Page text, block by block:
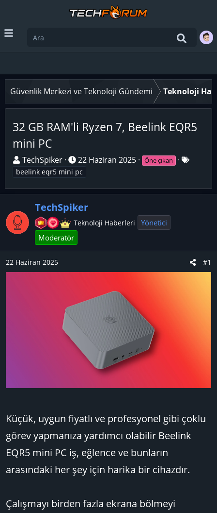
Güvenlik Merkezi ve Teknoloji Gündemi Teknoloji
32 GB RAM'li Ryzen 7, Beelink EQR5
mini PC
K
o
u
u
B
ş
l
TechSpiker
B
a
l
a
n
ç
22 Haziran 2025 Öne çıkan
E
k
r
beelink eqr5 mini pc
TechSpiker
Teknoloji Haberleri
Yönetici
Moderatör
22 Haziran 2025 #1
Küçük, uygun fiyatlı ve profesyonel gibi çoklu
görev yapmanıza yardımcı olabilir Beelink
EQR5 mini PC iş, eğlence ve bunların
arasındaki her şey için harika bir cihazdır.
Çalışmayı birden fazla ekrana bölmeyi